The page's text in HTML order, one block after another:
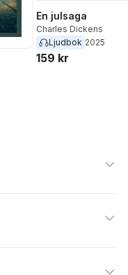
En julsaga
Charles Dickens
Ljudbok 2025
159 kr